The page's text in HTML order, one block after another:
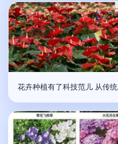
花卉种植有了科技范儿 从传